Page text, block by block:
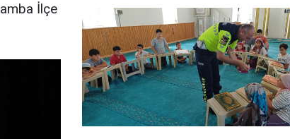
İlçe